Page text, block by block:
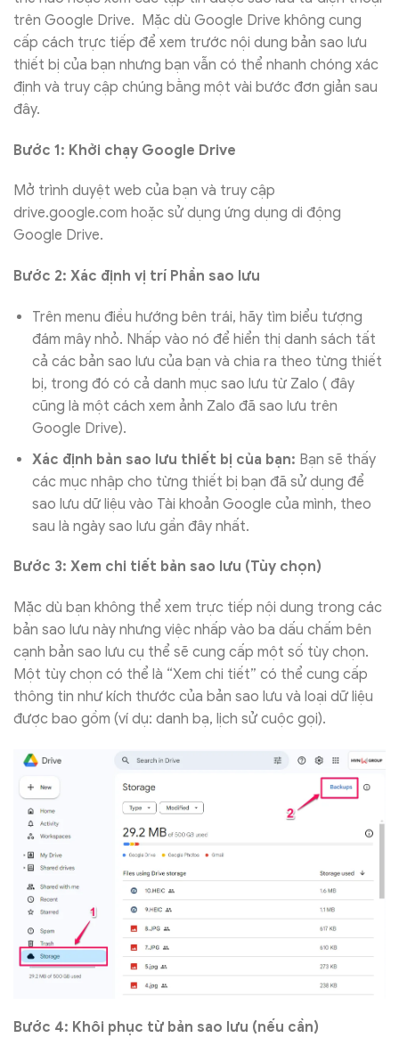
trên Google Drive. Mặc dù Google Drive không cung
cấp cách trực tiếp để xem trước nội dung bản sao lưu
thiết bị của bạn nhưng bạn vẫn có thể nhanh chóng xác
định và truy cập chúng bằng một vài bước đơn giản sau
đây.
Bước 1: Khởi chạy Google Drive
Mở trình duyệt web của bạn và truy cập
drive.google.com hoặc sử dụng ứng dụng di động
Google Drive.
Bước 2: Xác định vị trí Phần sao lưu
Trên menu điều hướng bên trái, hãy tìm biểu tượng
đám mây nhỏ. Nhấp vào nó để hiển thị danh sách tất
cả các bản sao lưu của bạn và chia ra theo từng thiết
bị, trong đó có cả danh mục sao lưu từ Zalo ( đây
cũng là một cách xem ảnh Zalo đã sao lưu trên
Google Drive).
Xác định bản sao lưu thiết bị của bạn: Bạn sẽ thấy
các mục nhập cho từng thiết bị bạn đã sử dụng để
sao lưu dữ liệu vào Tài khoản Google của mình, theo
sau là ngày sao lưu gần đây nhất.
Bước 3: Xem chi tiết bản sao lưu (Tùy chọn)
Mặc dù bạn không thể xem trực tiếp nội dung trong các
bản sao lưu này nhưng việc nhấp vào ba dấu chấm bên
cạnh bản sao lưu cụ thể sẽ cung cấp một số tùy chọn.
Một tùy chọn có thể là “Xem chi tiết” có thể cung cấp
thông tin như kích thước của bản sao lưu và loại dữ liệu
được bao gồm (ví dụ: danh bạ, lịch sử cuộc gọi).
Bước 4: Khôi phục từ bản sao lưu (nếu cần)